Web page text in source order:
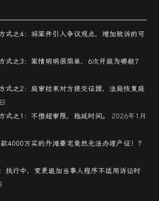
式之4：将案件引入争议观点，增加败诉的可
式之3：案情明明很简单，6次开庭为哪般？
式之2：庭审结束对方提交证据，法庭恢复庭
式之1：不惜超审限，拖延时间。
2026年1月
4000万买的外滩豪宅竟然无法办理产证！？
执行中，变更追加当事人程序不适用诉讼时